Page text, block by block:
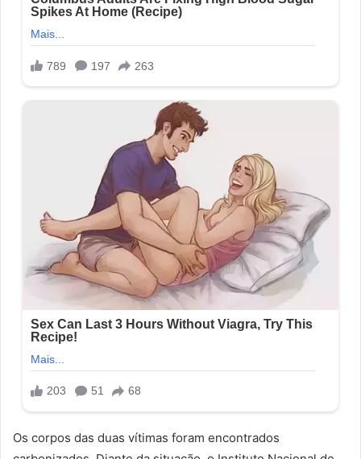
Os corpos das duas vítimas foram encontrados